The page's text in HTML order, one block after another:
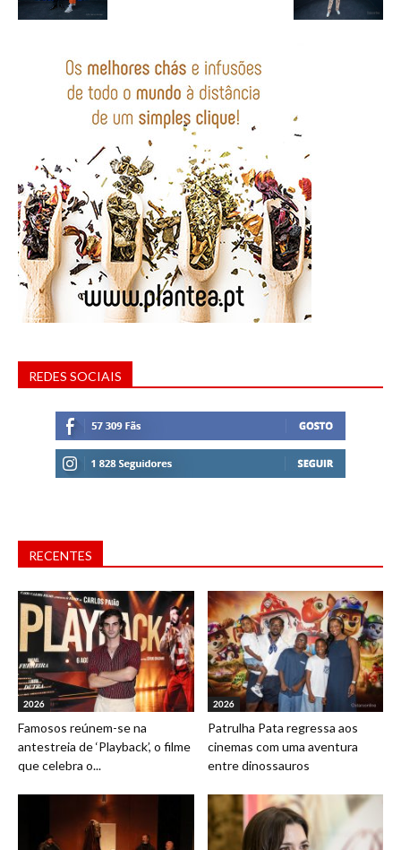
REDES SOCIAIS
RECENTES
2026
Famosos reúnem-se na
antestreia de ‘Playback’, o filme
que celebra o...
2026
Patrulha Pata regressa aos
cinemas com uma aventura
entre dinossauros